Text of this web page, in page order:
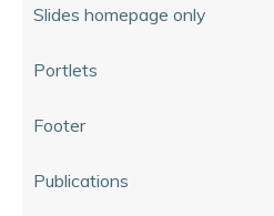
Slides homepage only
Portlets
Footer
Publications